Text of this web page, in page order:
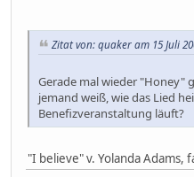
Zitat von: quaker am 15 Juli
Gerade mal wieder "Honey"
jemand weiß, wie das Lied
Benefizveranstaltung läuft?
"I believe" v. Yolanda Adams,